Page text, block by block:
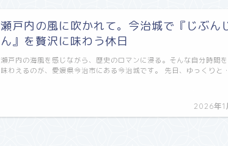
瀬戸内の風に吹かれて。今治城で『じぶん
ん』を贅沢に味わう休日
2026年1
瀬戸内の海風を感じながら、歴史のロマンに浸る。そんな自分時間
味わえるのが、愛媛県今治市にある今治城です。​ 先日、ゆっくりと